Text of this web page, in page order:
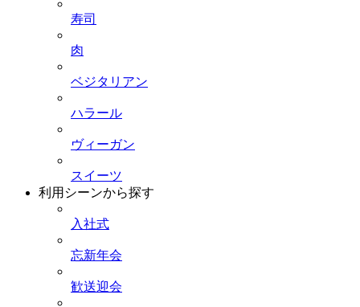
寿司
肉
ベジタリアン
ハラール
ヴィーガン
スイーツ
利用シーンから探す
入社式
忘新年会
歓送迎会